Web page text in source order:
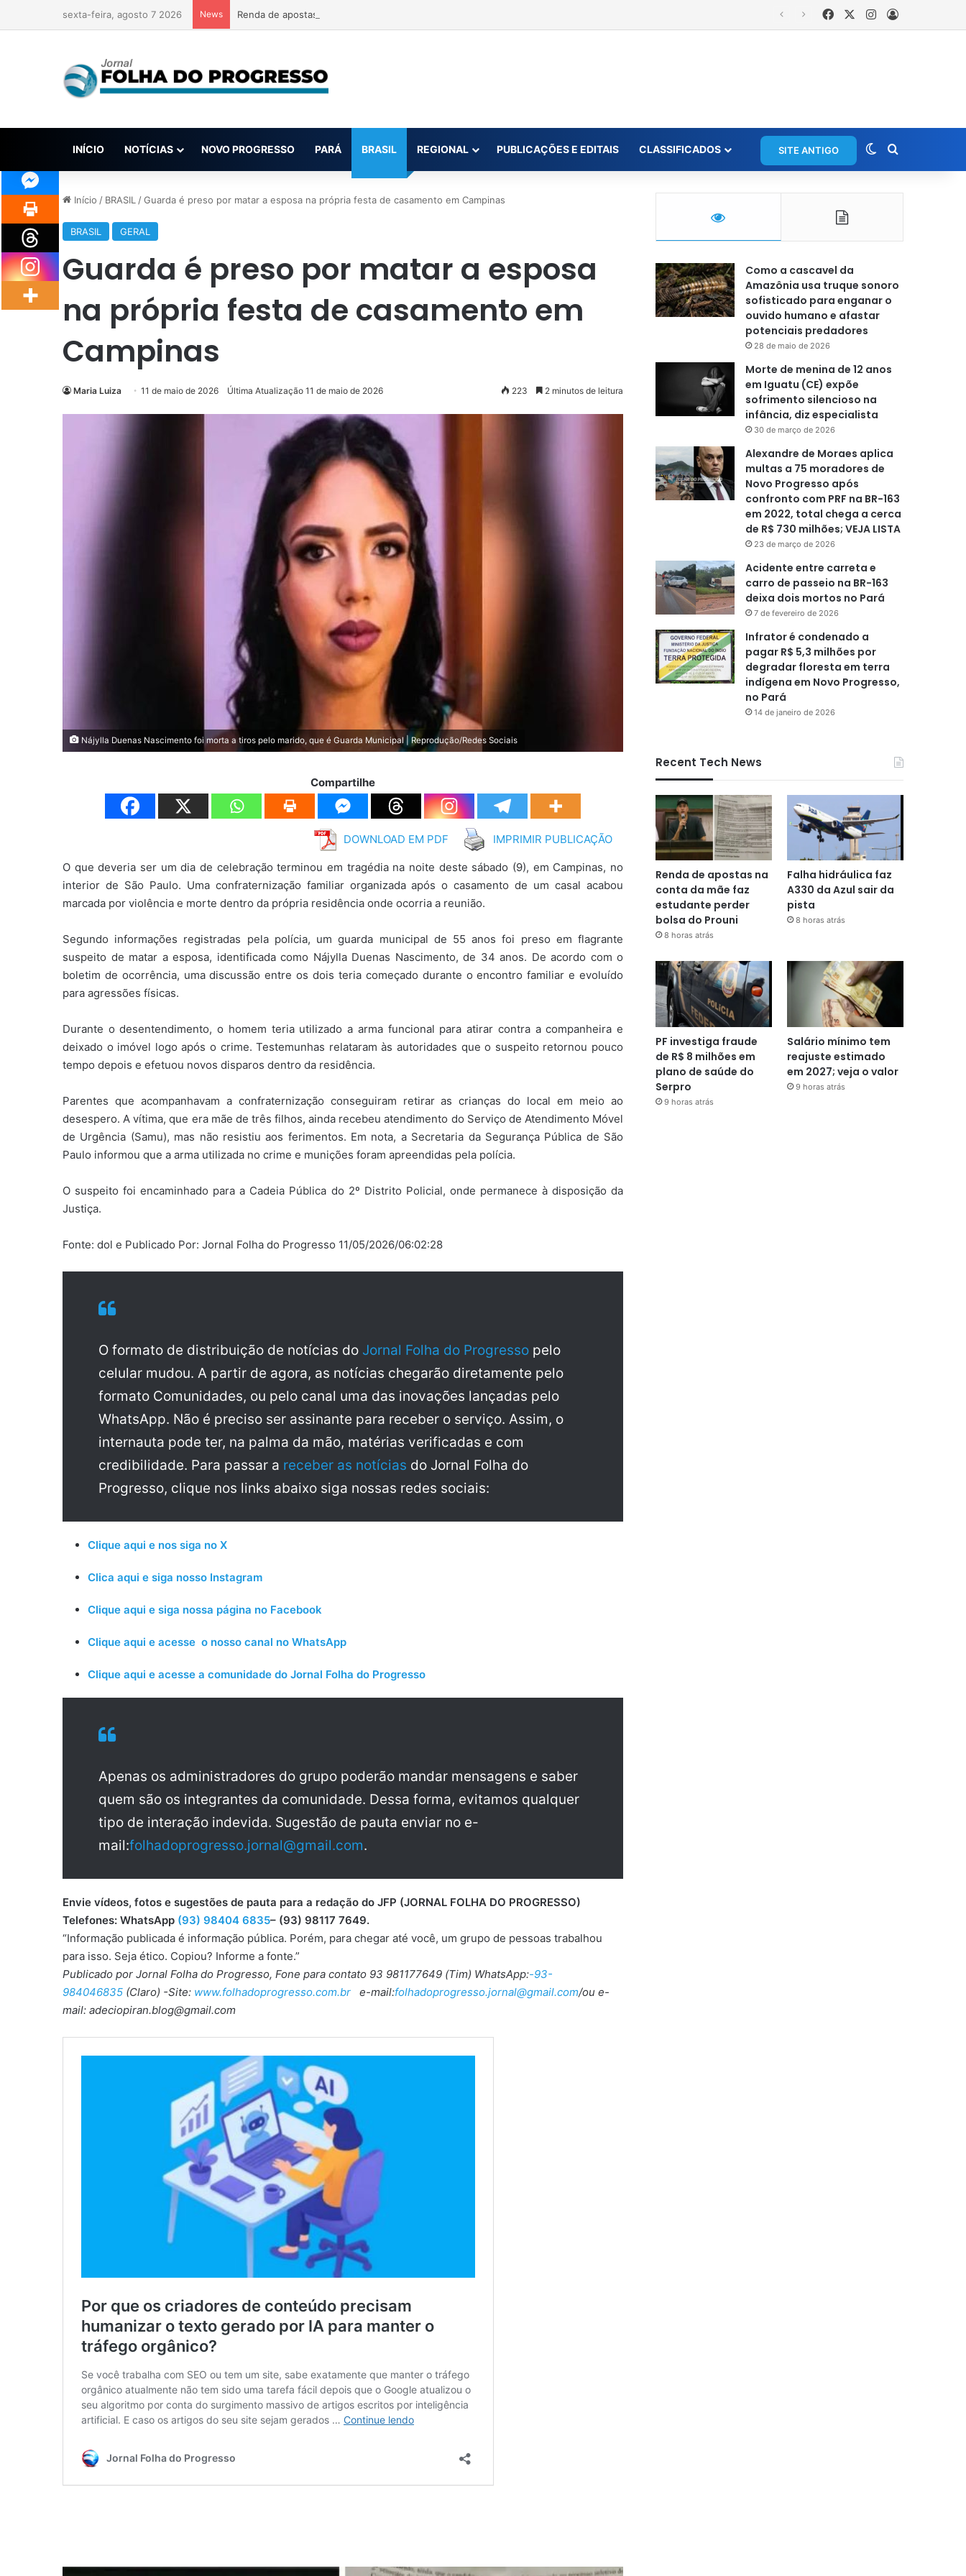
sexta-feira, agosto 7 2026 News Renda de apostas na conta da mãe faz estudante perder bolsa do Prouni FacebookInstagram
INÍCIO NOTÍCIAS NOVO PROGRESSO PARÁ BRASIL REGIONAL PUBLICAÇÕES E EDITAIS CLASSIFICADOS SITE ANTIGO Switch skin
Início / BRASIL /Guarda é preso por matar a esposa na própria festa de casamento em Campinas
BRASIL GERAL
Guarda é preso por matar a esposa
na própria festa de casamento em
Campinas
Maria Luiza 11 de maio de 2026 Última Atualização 11 de maio de 2026 223 2 minutos de leitura
Nájylla Duenas Nascimento foi morta a tiros pelo marido, que é Guarda Municipal | Reprodução/Redes Sociais
Compartilhe
DOWNLOAD EM PDF IMPRIMIR PUBLICAÇÃO
O que deveria ser um dia de celebração terminou em tragédia na noite deste sábado (9), em Campinas, no
interior de São Paulo. Uma confraternização familiar organizada após o casamento de um casal acabou
marcada por violência e morte dentro da própria residência onde ocorria a reunião.
Segundo informações registradas pela polícia, um guarda municipal de 55 anos foi preso em flagrante
suspeito de matar a esposa, identificada como Nájylla Duenas Nascimento, de 34 anos. De acordo com o
boletim de ocorrência, uma discussão entre os dois teria começado durante o encontro familiar e evoluído
para agressões físicas.
Durante o desentendimento, o homem teria utilizado a arma funcional para atirar contra a companheira e
deixado o imóvel logo após o crime. Testemunhas relataram às autoridades que o suspeito retornou pouco
tempo depois e efetuou novos disparos dentro da residência.
Parentes que acompanhavam a confraternização conseguiram retirar as crianças do local em meio ao
desespero. A vítima, que era mãe de três filhos, ainda recebeu atendimento do Serviço de Atendimento Móvel
de Urgência (Samu), mas não resistiu aos ferimentos. Em nota, a Secretaria da Segurança Pública de São
Paulo informou que a arma utilizada no crime e munições foram apreendidas pela polícia.
O suspeito foi encaminhado para a Cadeia Pública do 2º Distrito Policial, onde permanece à disposição da
Justiça.
Fonte: dol e Publicado Por: Jornal Folha do Progresso 11/05/2026/06:02:28
O formato de distribuição de notícias do Jornal Folha do Progresso pelo
celular mudou. A partir de agora, as notícias chegarão diretamente pelo
formato Comunidades, ou pelo canal uma das inovações lançadas pelo
WhatsApp. Não é preciso ser assinante para receber o serviço. Assim, o
internauta pode ter, na palma da mão, matérias verificadas e com
credibilidade. Para passar a receber as notícias do Jornal Folha do
Progresso, clique nos links abaixo siga nossas redes sociais:
Clique aqui e nos siga no X
Clica aqui e siga nosso Instagram
Clique aqui e siga nossa página no Facebook
Clique aqui e acesse o nosso canal no WhatsApp
Clique aqui e acesse a comunidade do Jornal Folha do Progresso
Apenas os administradores do grupo poderão mandar mensagens e saber
quem são os integrantes da comunidade. Dessa forma, evitamos qualquer
tipo de interação indevida. Sugestão de pauta enviar no e-
mail:folhadoprogresso.jornal@gmail.com.
Envie vídeos, fotos e sugestões de pauta para a redação do JFP (JORNAL FOLHA DO PROGRESSO)
Telefones: WhatsApp (93) 98404 6835– (93) 98117 7649.
“Informação publicada é informação pública. Porém, para chegar até você, um grupo de pessoas trabalhou
para isso. Seja ético. Copiou? Informe a fonte.”
Publicado por Jornal Folha do Progresso, Fone para contato 93 981177649 (Tim) WhatsApp:-93-
984046835 (Claro) -Site: www.folhadoprogresso.com.br e-mail:folhadoprogresso.jornal@gmail.com/ou e-
mail: adeciopiran.blog@gmail.com
Como a cascavel da
Amazônia usa truque sonoro
sofisticado para enganar o
ouvido humano e afastar
potenciais predadores
28 de maio de 2026
Morte de menina de 12 anos
em Iguatu (CE) expõe
sofrimento silencioso na
infância, diz especialista
30 de março de 2026
Alexandre de Moraes aplica
multas a 75 moradores de
Novo Progresso após
confronto com PRF na BR-163
em 2022, total chega a cerca
de R$ 730 milhões; VEJA LISTA
23 de março de 2026
Acidente entre carreta e
carro de passeio na BR-163
deixa dois mortos no Pará
7 de fevereiro de 2026
Infrator é condenado a
pagar R$ 5,3 milhões por
degradar floresta em terra
indígena em Novo Progresso,
no Pará
14 de janeiro de 2026
Recent Tech News
Renda de apostas na
conta da mãe faz
estudante perder
bolsa do Prouni
8 horas atrás
Falha hidráulica faz
A330 da Azul sair da
pista
8 horas atrás
PF investiga fraude
de R$ 8 milhões em
plano de saúde do
Serpro
9 horas atrás
Salário mínimo tem
reajuste estimado
em 2027; veja o valor
9 horas atrás